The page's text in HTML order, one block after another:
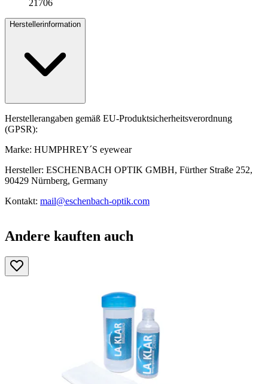
21706
Herstellerinformation
Herstellerangaben gemäß EU-Produktsicherheitsverordnung
(GPSR):
Marke: HUMPHREY´S eyewear
Hersteller: ESCHENBACH OPTIK GMBH, Fürther Straße 252,
90429 Nürnberg, Germany
Kontakt: mail@eschenbach-optik.com
Andere kauften auch